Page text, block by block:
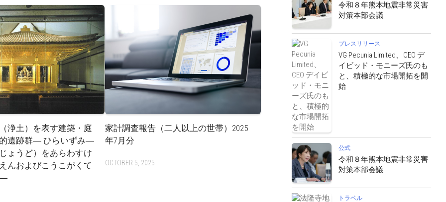
浄土）を表す建築・庭
遺跡群― ひらいずみ―
ょうど）をあらわすけ
んおよびこうこがくて
―
家計調査報告（二人以上の世帯）2025
年7月分
OCTOBER 5, 2025
令和８年熊本地震非常災害
対策本部会議
プレスリリース
VG Pecunia Limited、CEO デ
イビッド・モニーズ氏のも
と、積極的な市場開拓を開
始
公式
令和８年熊本地震非常災害
対策本部会議
トラベル